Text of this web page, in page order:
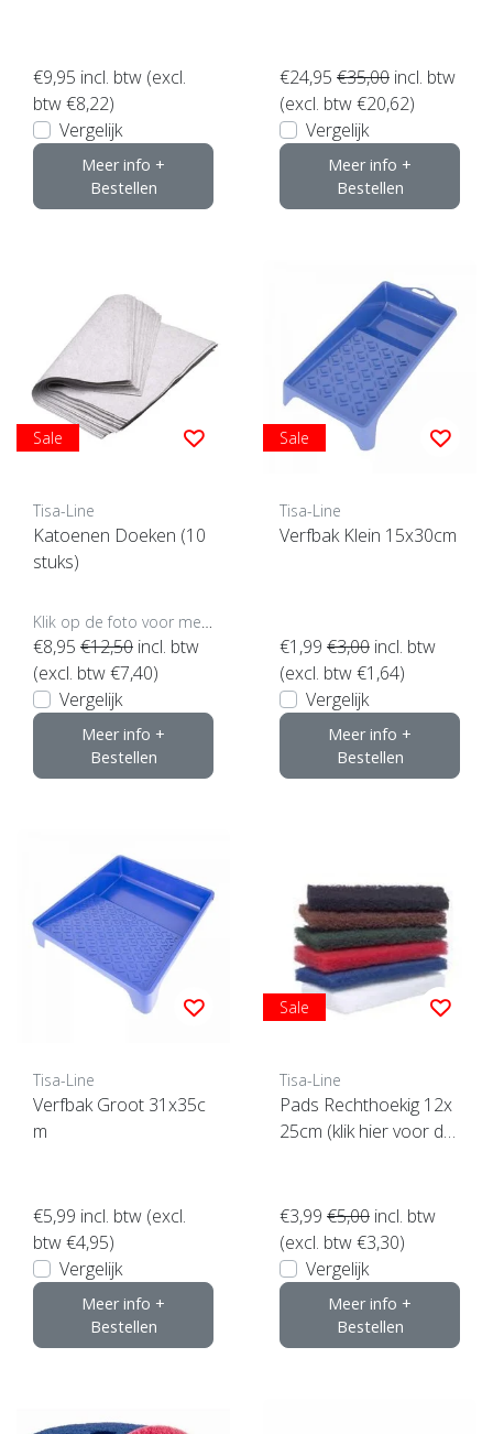
€9,95 incl. btw (excl.
btw €8,22)
Vergelijk
Meer info +
Bestellen
€24,95 €35,00 incl. btw
(excl. btw €20,62)
Vergelijk
Meer info +
Bestellen
Sale
Tisa-Line
Katoenen Doeken (10
stuks)
€8,95 €12,50 incl. btw
(excl. btw €7,40)
Vergelijk
Meer info +
Bestellen
Sale
Tisa-Line
Verfbak Klein 15x30cm
€1,99 €3,00 incl. btw
(excl. btw €1,64)
Vergelijk
Meer info +
Bestellen
Tisa-Line
Verfbak Groot 31x35c
m
€5,99 incl. btw (excl.
btw €4,95)
Vergelijk
Meer info +
Bestellen
Sale
Tisa-Line
Pads Rechthoekig 12x
25cm (klik hier voor de
€3,99 €5,00 incl. btw
(excl. btw €3,30)
Vergelijk
Meer info +
Bestellen